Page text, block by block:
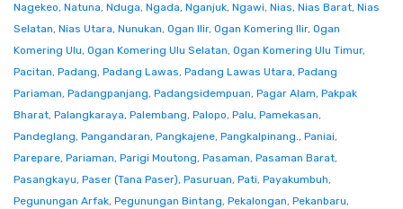
Nagekeo, Natuna, Nduga, Ngada, Nganjuk, Ngawi, Nias, Nias Barat, Nias
Selatan, Nias Utara, Nunukan, Ogan Ilir, Ogan Komering Ilir, Ogan
Komering Ulu, Ogan Komering Ulu Selatan, Ogan Komering Ulu Timur,
Pacitan, Padang, Padang Lawas, Padang Lawas Utara, Padang
Pariaman, Padangpanjang, Padangsidempuan, Pagar Alam, Pakpak
Bharat, Palangkaraya, Palembang, Palopo, Palu, Pamekasan,
Pandeglang, Pangandaran, Pangkajene, Pangkalpinang., Paniai,
Parepare, Pariaman, Parigi Moutong, Pasaman, Pasaman Barat,
Pasangkayu, Paser (Tana Paser), Pasuruan, Pati, Payakumbuh,
Pegunungan Arfak, Pegunungan Bintang, Pekalongan, Pekanbaru,